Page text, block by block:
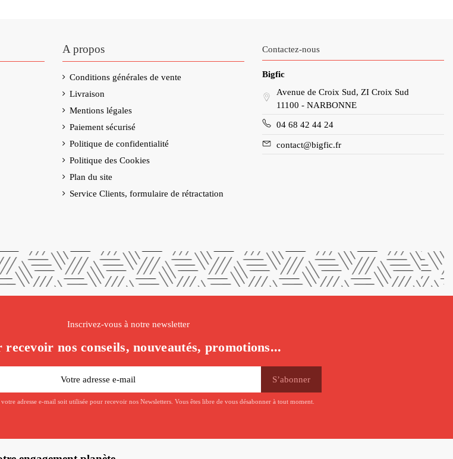
A propos
Conditions générales de vente
Livraison
Mentions légales
Paiement sécurisé
Politique de confidentialité
Politique des Cookies
Plan du site
Service Clients, formulaire de rétractation
Contactez-nous
Bigfic
Avenue de Croix Sud, ZI Croix Sud
11100 - NARBONNE
04 68 42 44 24
contact@bigfic.fr
Inscrivez-vous à notre newsletter
recevoir nos conseils, nouveautés, promotions...
votre adresse e-mail soit utilisée pour recevoir nos Newsletters. Vous êtes libre de vous désabonner à tout moment.